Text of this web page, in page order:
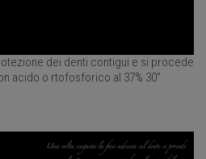
dei denti contigui e si procede
acido o rtofosforico al 37% 30’’